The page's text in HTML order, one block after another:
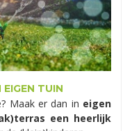
TUIN
Maak er dan in eigen
een heerlijk